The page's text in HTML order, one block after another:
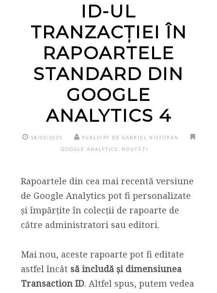
ID-UL
TRANZACȚIEI ÎN
RAPOARTELE
STANDARD DIN
GOOGLE
ANALYTICS 4
18/02/2025 PUBLICAT DE GABRIEL NISTORAN
GOOGLE ANALYTICS NOUTĂȚI
Rapoartele din cea mai recentă versiune
de Google Analytics pot fi personalizate
și împărțite în colecții de rapoarte de
către administratori sau editori.
Mai nou, aceste rapoarte pot fi editate
astfel încât să includă și dimensiunea
Transaction ID. Altfel spus, putem vedea